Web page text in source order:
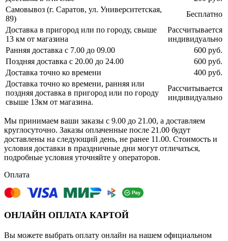
Самовывоз (г. Саратов, ул. Университетская,
89)
Бесплатно
Доставка в пригород или по городу, свыше
13 км от магазина
Рассчитывается
индивидуально
Ранняя доставка с 7.00 до 09.00
600 руб.
Поздняя доставка с 20.00 до 24.00
600 руб.
Доставка точно ко времени
400 руб.
Доставка точно ко времени, ранняя или
поздняя доставка в пригород или по городу
свыше 13км от магазина.
Рассчитывается
индивидуально
Мы принимаем ваши заказы с 9.00 до 21.00, а доставляем
круглосуточно. Заказы оплаченные после 21.00 будут
доставлены на следующий день, не ранее 11.00. Стоимость и
условия доставки в праздничные дни могут отличаться,
подробные условия уточняйте у операторов.
Оплата
ОНЛАЙН ОПЛАТА КАРТОЙ
Вы можете выбрать оплату онлайн на нашем официальном